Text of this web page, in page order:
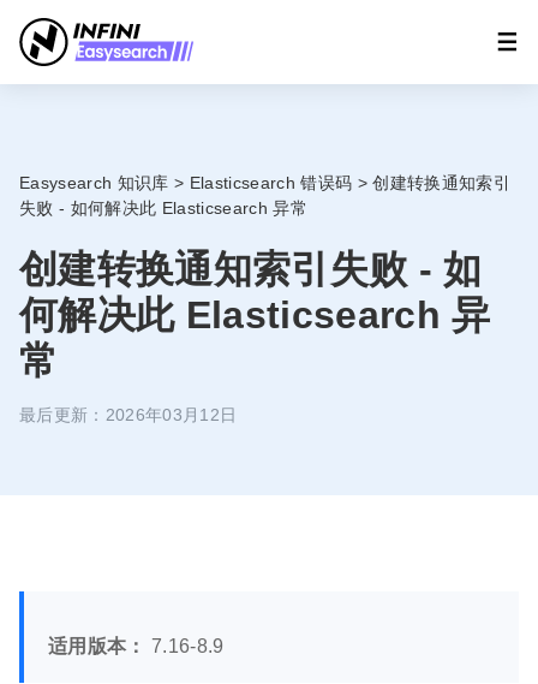
Easysearch 知识库 > Elasticsearch 错误码 > 创建转换通知索引
失败 - 如何解决此 Elasticsearch 异常
创建转换通知索引失败 - 如
何解决此 Elasticsearch 异
常
最后更新：2026年03月12日
适用版本： 7.16-8.9